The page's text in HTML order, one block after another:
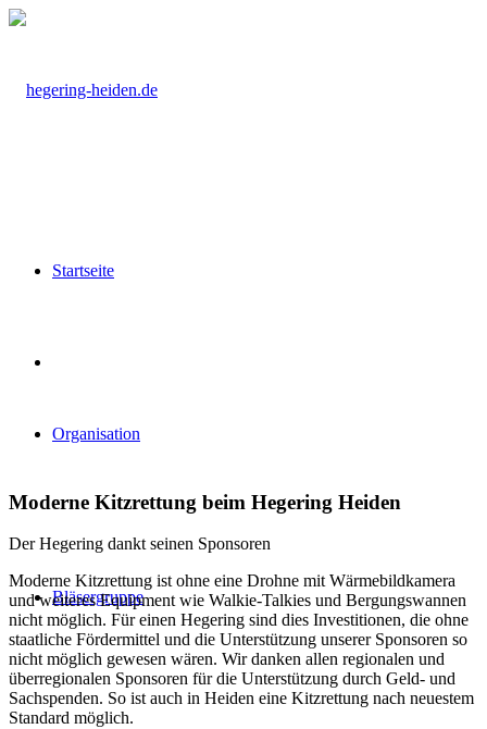
Startseite
Organisation
Bläsergruppe
Moderne Kitzrettung beim Hegering Heiden
Der Hegering dankt seinen Sponsoren
Moderne Kitzrettung ist ohne eine Drohne mit Wärmebildkamera
und weiteres Equipment wie Walkie-Talkies und Bergungswannen
nicht möglich. Für einen Hegering sind dies Investitionen, die ohne
staatliche Fördermittel und die Unterstützung unserer Sponsoren so
nicht möglich gewesen wären. Wir danken allen regionalen und
überregionalen Sponsoren für die Unterstützung durch Geld- und
Sachspenden. So ist auch in Heiden eine Kitzrettung nach neuestem
Standard möglich.